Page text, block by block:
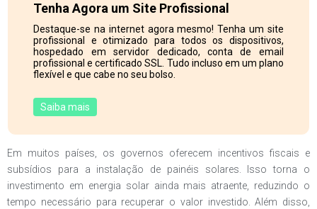
Tenha Agora um Site Profissional
Destaque-se na internet agora mesmo! Tenha um site
profissional e otimizado para todos os dispositivos,
hospedado em servidor dedicado, conta de email
profissional e certificado SSL. Tudo incluso em um plano
flexível e que cabe no seu bolso.
Saiba mais
Em muitos países, os governos oferecem incentivos fiscais e
subsídios para a instalação de painéis solares. Isso torna o
investimento em energia solar ainda mais atraente, reduzindo o
tempo necessário para recuperar o valor investido. Além disso,